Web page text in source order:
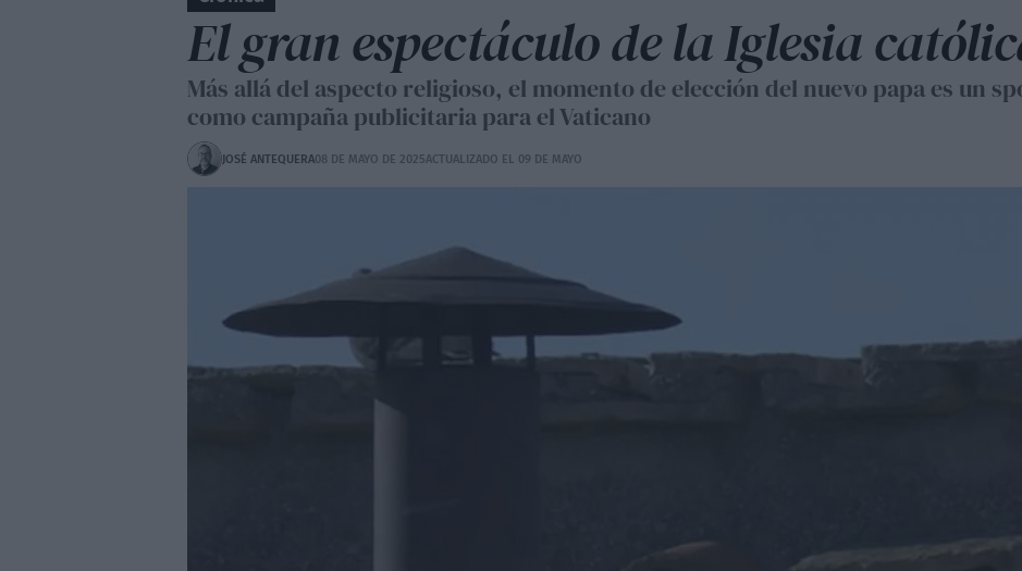
El gran espectáculo de la Iglesia
Más allá del aspecto religioso, el momento de elección del nuevo papa es un
como campaña publicitaria para el Vaticano
JOSÉ ANTEQUERA08 DE MAYO DE 2025ACTUALIZADO EL 09 DE MAYO